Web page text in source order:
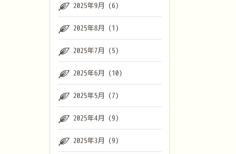
2025年9月 (6)
2025年8月 (1)
2025年7月 (5)
2025年6月 (10)
2025年5月 (7)
2025年4月 (9)
2025年3月 (9)